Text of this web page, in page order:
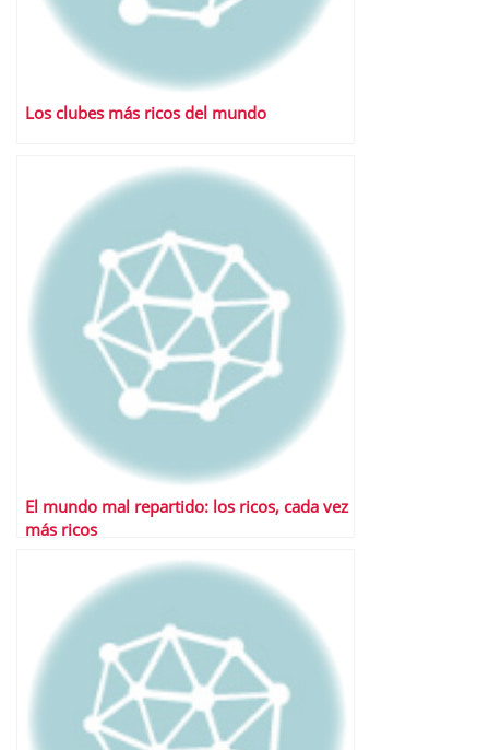
Los clubes más ricos del mundo
El mundo mal repartido: los ricos, cada vez
más ricos